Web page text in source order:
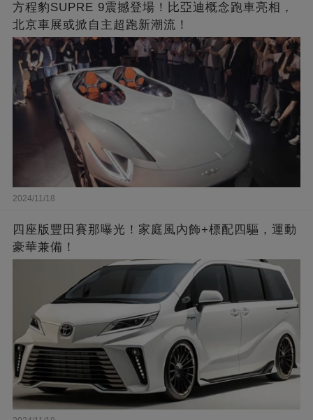
方程豹SUPRE 9震撼登場！比亞迪概念跑車亮相，
北京車展或掀自主超跑新潮流！
2024/11/18
四座版豐田賽那曝光！家庭風內飾+標配四驅，運動
豪華兼備！